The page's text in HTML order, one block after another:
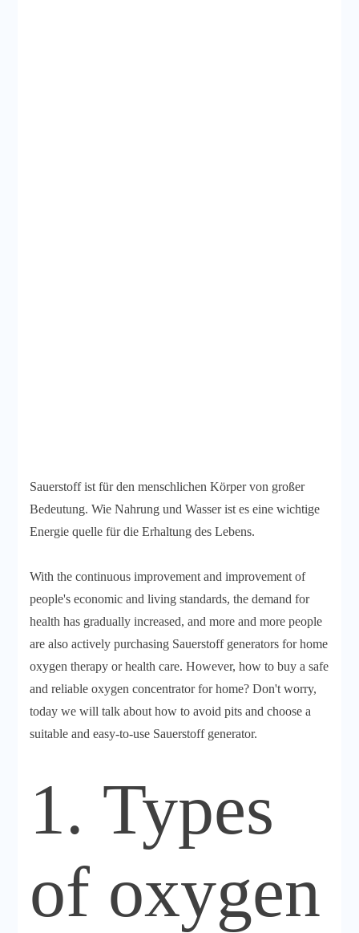
Sauerstoff ist für den menschlichen Körper von großer
Bedeutung. Wie Nahrung und Wasser ist es eine wichtige
Energie quelle für die Erhaltung des Lebens.
With the continuous improvement and improvement of
people's economic and living standards, the demand for
health has gradually increased, and more and more people
are also actively purchasing Sauerstoff generators for home
oxygen therapy or health care. However, how to buy a safe
and reliable oxygen concentrator for home? Don't worry,
today we will talk about how to avoid pits and choose a
suitable and easy-to-use Sauerstoff generator.
1. Types
of oxygen